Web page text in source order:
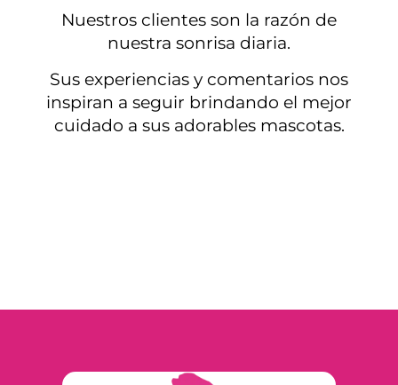
Nuestros clientes son la razón de
nuestra sonrisa diaria.
Sus experiencias y comentarios nos
inspiran a seguir brindando el mejor
cuidado a sus adorables mascotas.